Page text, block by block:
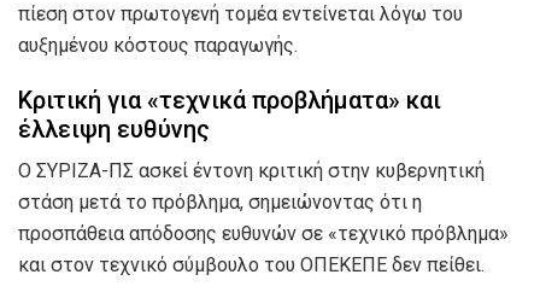
πίεση στον πρωτογενή τομέα εντείνεται λόγω του
αυξημένου κόστους παραγωγής.
Κριτική για «τεχνικά προβλήματα» και
έλλειψη ευθύνης
Ο ΣΥΡΙΖΑ-ΠΣ ασκεί έντονη κριτική στην κυβερνητική
στάση μετά το πρόβλημα, σημειώνοντας ότι η
προσπάθεια απόδοσης ευθυνών σε «τεχνικό πρόβλημα»
και στον τεχνικό σύμβουλο του ΟΠΕΚΕΠΕ δεν πείθει.